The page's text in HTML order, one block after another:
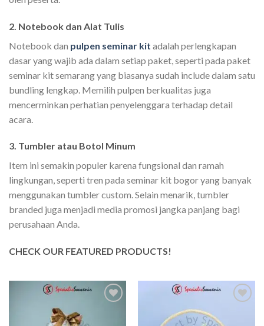
2. Notebook dan Alat Tulis
Notebook dan pulpen seminar kit adalah perlengkapan
dasar yang wajib ada dalam setiap paket, seperti pada paket
seminar kit semarang yang biasanya sudah include dalam satu
bundling lengkap. Memilih pulpen berkualitas juga
mencerminkan perhatian penyelenggara terhadap detail
acara.
3. Tumbler atau Botol Minum
Item ini semakin populer karena fungsional dan ramah
lingkungan, seperti tren pada seminar kit bogor yang banyak
menggunakan tumbler custom. Selain menarik, tumbler
branded juga menjadi media promosi jangka panjang bagi
perusahaan Anda.
CHECK OUR FEATURED PRODUCTS!